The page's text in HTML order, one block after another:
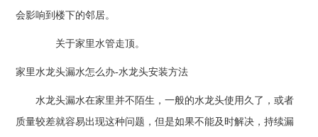
会影响到楼下的邻居。
关于家里水管走顶。
家里水龙头漏水怎么办-水龙头安装方法
水龙头漏水在家里并不陌生，一般的水龙头使用久了，或者
质量较差就容易出现这种问题，但是如果不能及时解决，持续漏